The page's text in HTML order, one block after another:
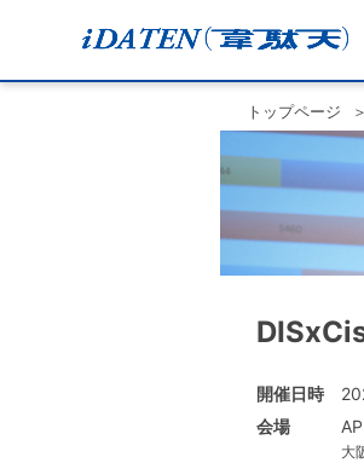
トップページ
開催日時
会場
大